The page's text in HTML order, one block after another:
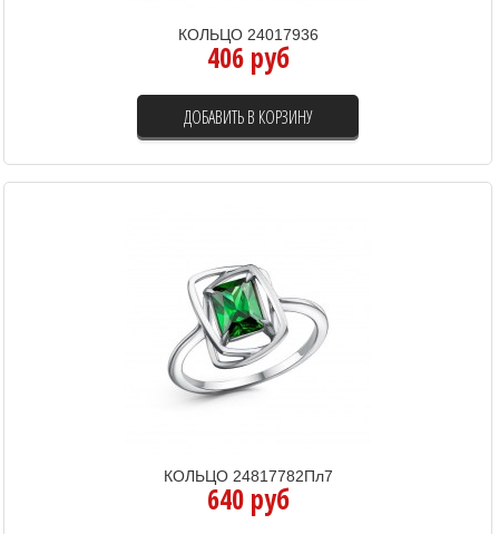
КОЛЬЦО 24017936
406 руб
ДОБАВИТЬ В КОРЗИНУ
КОЛЬЦО 24817782Пл7
640 руб